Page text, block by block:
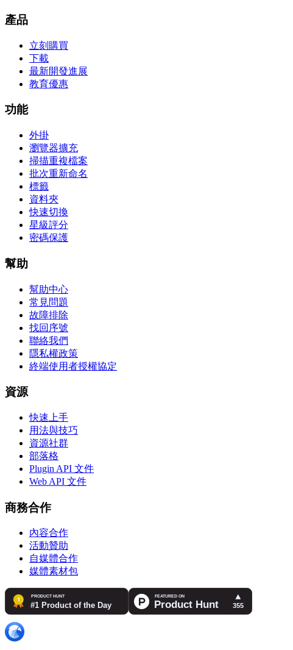
產品
立刻購買
下載
最新開發進展
教育優惠
功能
外掛
瀏覽器擴充
掃描重複檔案
批次重新命名
標籤
資料夾
快速切換
星級評分
密碼保護
幫助
幫助中心
常見問題
故障排除
找回序號
聯絡我們
隱私權政策
終端使用者授權協定
資源
快速上手
用法與技巧
資源社群
部落格
Plugin API 文件
Web API 文件
商務合作
內容合作
活動贊助
自媒體合作
媒體素材包